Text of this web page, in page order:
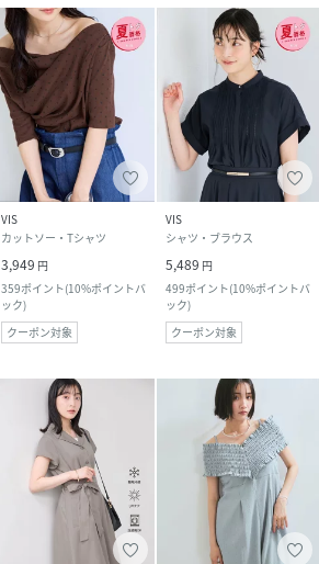
VIS
カットソー・Tシャツ
3,949 円
359ポイント(10%ポイントバ
ック)
クーポン対象
VIS
シャツ・ブラウス
5,489 円
499ポイント(10%ポイントバ
ック)
クーポン対象